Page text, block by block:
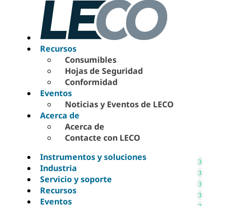
Recursos
Consumibles
Hojas de Seguridad
Conformidad
Eventos
Noticias y Eventos de LECO
Acerca de
Acerca de
Contacte con LECO
Instrumentos y soluciones
Industria
Servicio y soporte
Recursos
Eventos